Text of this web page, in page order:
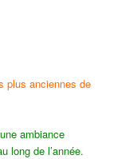
plus anciennes de
ambiance
long de l’année.